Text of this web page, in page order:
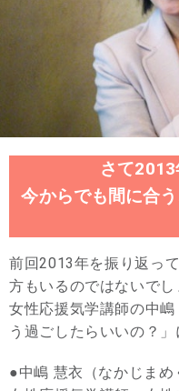
さて2013
今からでも間に合
前回2013年を振り返っ
方もいるのではないでし
女性応援気学講師の中
う過ごしたらいいの？
●中嶋 慧衣（なかじま